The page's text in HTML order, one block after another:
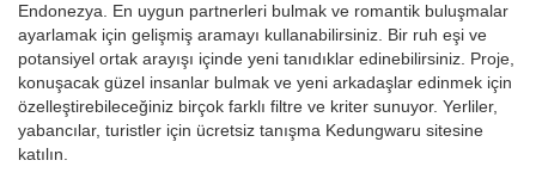
Endonezya. En uygun partnerleri bulmak ve romantik buluşmalar
ayarlamak için gelişmiş aramayı kullanabilirsiniz. Bir ruh eşi ve
potansiyel ortak arayışı içinde yeni tanıdıklar edinebilirsiniz. Proje,
konuşacak güzel insanlar bulmak ve yeni arkadaşlar edinmek için
özelleştirebileceğiniz birçok farklı filtre ve kriter sunuyor. Yerliler,
yabancılar, turistler için ücretsiz tanışma Kedungwaru sitesine
katılın.